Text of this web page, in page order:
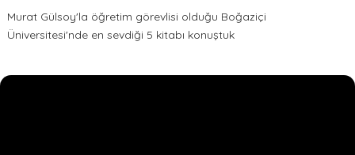
Murat Gülsoy'la öğretim görevlisi olduğu Boğaziçi
Üniversitesi'nde en sevdiği 5 kitabı konuştuk